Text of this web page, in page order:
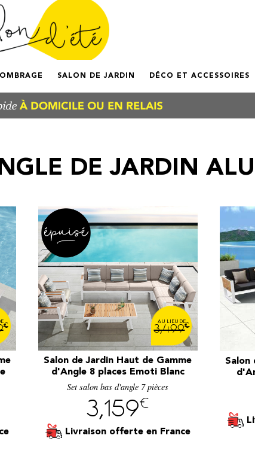
SALON DE JARDIN DÉCO ET ACCESSOIRES
DE JARDIN
€ 3,499€
Salon de Jardin Haut de Gamme
d'Angle 8 places Emoti Blanc
Set salon bas d'angle 7 pièces
3,159€
Livraison offerte
Salon